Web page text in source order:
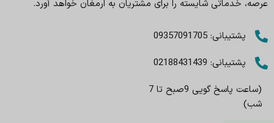
عرصه، خدماتی شایسته را برای مشتریان به ارمغان خواهد آورد.
پشتیبانی: 09357091705
پشتیبانی: 02188431439
(ساعت پاسخ گویی 9صبح تا 7
شب)